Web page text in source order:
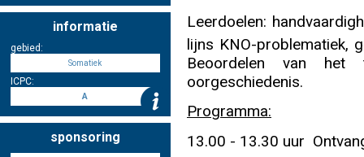
Zoek op kaart
Registreren
informatie
gebied:
Somatiek
ICPC:
A
sponsoring
Leerdoelen:
lijns KNO-problematiek,
Beoordelen van het
oorgeschiedenis.
Programma:
13.00 - 13.30 uur